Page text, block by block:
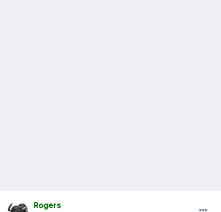
Rogers